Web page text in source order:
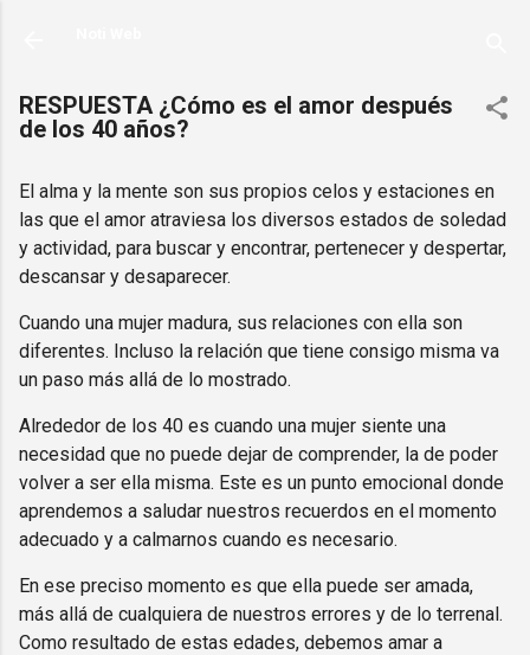
RESPUESTA ¿Cómo es el amor después
de los 40 años?
El alma y la mente son sus propios celos y estaciones en
las que el amor atraviesa los diversos estados de soledad
y actividad, para buscar y encontrar, pertenecer y despertar,
descansar y desaparecer.
Cuando una mujer madura, sus relaciones con ella son
diferentes. Incluso la relación que tiene consigo misma va
un paso más allá de lo mostrado.
Alrededor de los 40 es cuando una mujer siente una
necesidad que no puede dejar de comprender, la de poder
volver a ser ella misma. Este es un punto emocional donde
aprendemos a saludar nuestros recuerdos en el momento
adecuado y a calmarnos cuando es necesario.
En ese preciso momento es que ella puede ser amada,
más allá de cualquiera de nuestros errores y de lo terrenal.
Como resultado de estas edades, debemos amar a